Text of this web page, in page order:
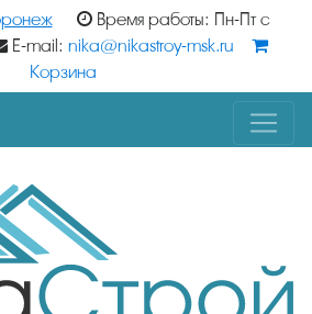
Время работы: Пн-Пт с
E-mail: nika@nikastroy-msk.ru
Корзина